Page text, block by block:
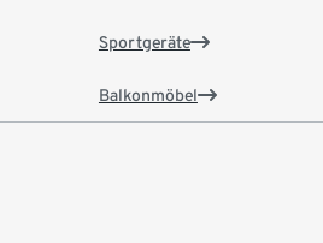
Sportgeräte
Balkonmöbel